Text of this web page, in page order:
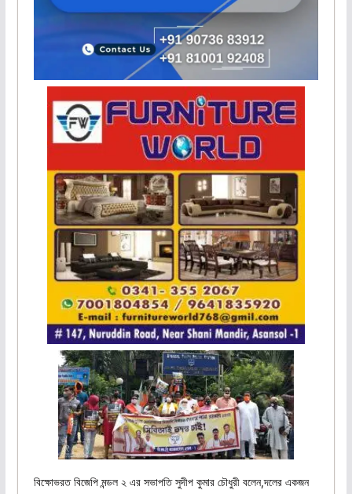
বিক্ষোভরত বিজেপি মন্ডল ২ এর সভাপতি সুদীপ কুমার চৌধুরী বলেন,দলের একজন